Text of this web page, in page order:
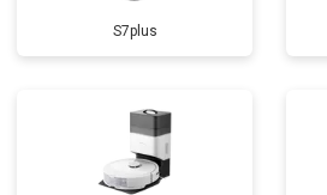
S7plus